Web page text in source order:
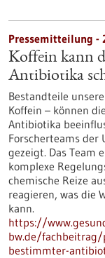
Pressemitteilung -
Koffein kann
Antibiotika
Bestandteile
Koffein – können
Antibiotika
Forscherteams der
gezeigt. Das Team
komplexe
chemische Reize
reagieren, was die
kann.
https://
bw.de/
bestimmter-